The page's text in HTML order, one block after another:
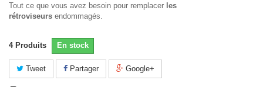
Tout ce que vous avez besoin pour remplacer les
rétroviseurs endommagés.
4 Produits En stock
Tweet Partager Google+